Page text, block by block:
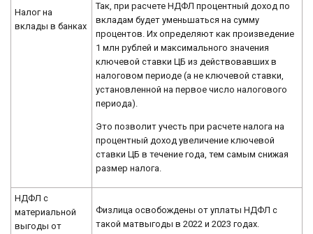
Налог на
вклады в банках
Так, при расчете НДФЛ процентный доход по
вкладам будет уменьшаться на сумму
процентов. Их определяют как произведение
1 млн рублей и максимального значения
ключевой ставки ЦБ из действовавших в
налоговом периоде (а не ключевой ставки,
установленной на первое число налогового
периода).
Это позволит учесть при расчете налога на
процентный доход увеличение ключевой
ставки ЦБ в течение года, тем самым снижая
размер налога.
НДФЛ с
материальной
выгоды от
Физлица освобождены от уплаты НДФЛ с
такой матвыгоды в 2022 и 2023 годах.